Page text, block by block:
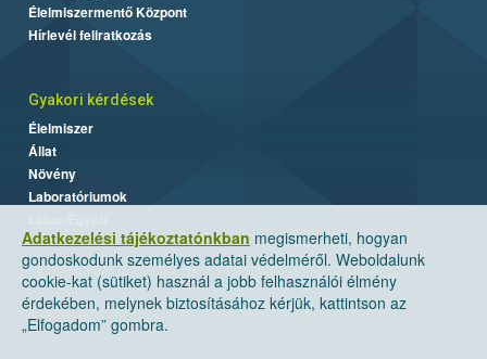
Adatkezelési tájékoztatónkban megismerheti, hogyan
gondoskodunk személyes adatai védelméről. Weboldalunk
cookie-kat (sütiket) használ a jobb felhasználói élmény
érdekében, melynek biztosításához kérjük, kattintson az
„Elfogadom” gombra.
Élelmiszermentő Központ
Hírlevél feliratkozás
Gyakori kérdések
Élelmiszer
Állat
Növény
Laboratóriumok